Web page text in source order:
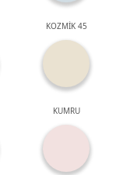
KOZMİK 45
KUMRU